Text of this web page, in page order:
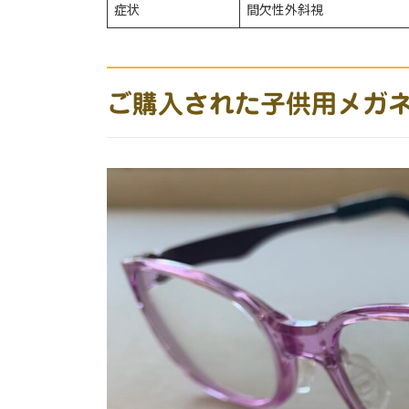
症状 間欠性外斜視
ご購入された子供用メガ